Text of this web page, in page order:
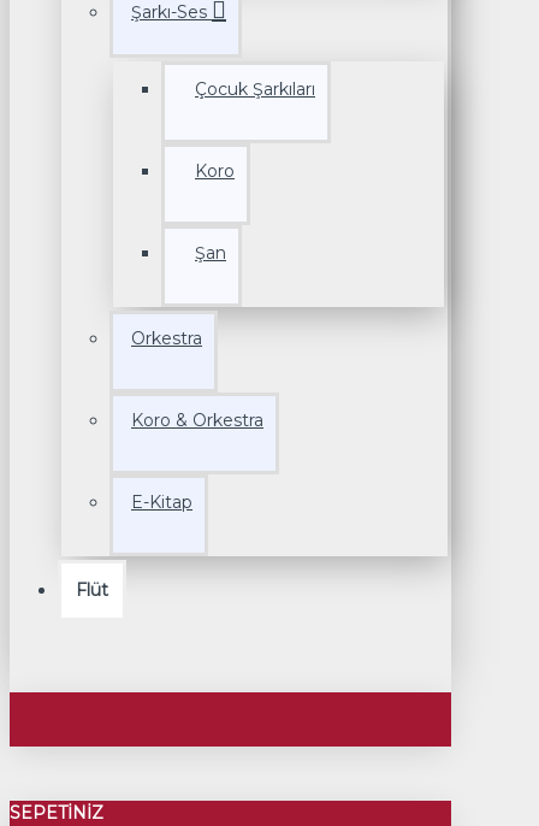
Şarkı-Ses
Çocuk Şarkıları
Koro
Şan
Orkestra
Koro & Orkestra
E-Kitap
Flüt
SEPETINIZ